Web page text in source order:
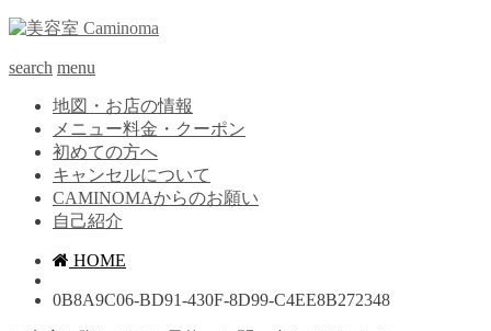
search menu
地図・お店の情報
メニュー料金・クーポン
初めての方へ
キャンセルについて
CAMINOMAからのお願い
自己紹介
HOME
0B8A9C06-BD91-430F-8D99-C4EE8B272348